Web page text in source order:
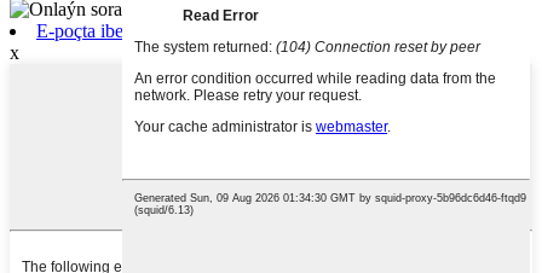
E-poçta iber
x